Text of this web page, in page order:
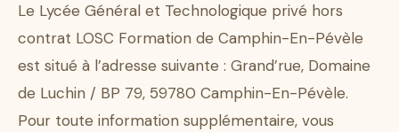
Le Lycée Général et Technologique privé hors
contrat LOSC Formation de Camphin-En-Pévèle
est situé à l’adresse suivante : Grand’rue, Domaine
de Luchin / BP 79, 59780 Camphin-En-Pévèle.
Pour toute information supplémentaire, vous